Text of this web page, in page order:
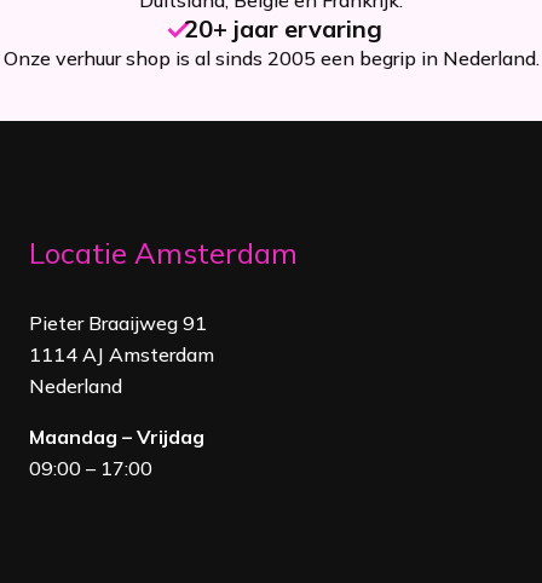
20+ jaar ervaring
Onze verhuur shop is al sinds 2005 een begrip in Nederland.
Locatie Amsterdam
Pieter Braaijweg 91
1114 AJ Amsterdam
Nederland
Maandag – Vrijdag
09:00 – 17:00